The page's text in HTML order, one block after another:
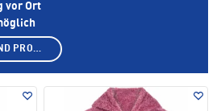
vor Ort
SHOP AUSWÄHLEN UND PRODUKTE ANZEIGEN